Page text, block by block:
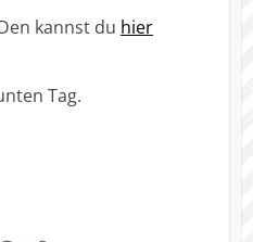
kannst du hier
Tag.